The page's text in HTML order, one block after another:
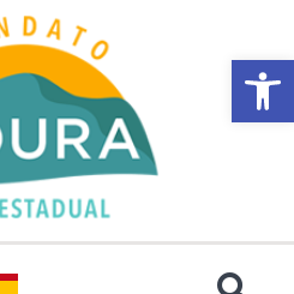
Abrir